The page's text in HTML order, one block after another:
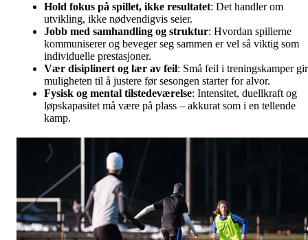
Hold fokus på spillet, ikke resultatet: Det handler om
utvikling, ikke nødvendigvis seier.
Jobb med samhandling og struktur: Hvordan spillerne
kommuniserer og beveger seg sammen er vel så viktig som
individuelle prestasjoner.
Vær disiplinert og lær av feil: Små feil i treningskamper gir
muligheten til å justere før sesongen starter for alvor.
Fysisk og mental tilstedeværelse: Intensitet, duellkraft og
løpskapasitet må være på plass – akkurat som i en tellende
kamp.